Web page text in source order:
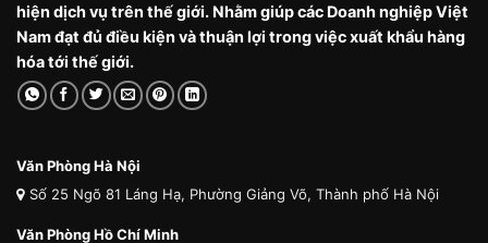
hiện dịch vụ trên thế giới. Nhằm giúp các Doanh nghiệp Việt
Nam đạt đủ điều kiện và thuận lợi trong việc xuất khẩu hàng
hóa tới thế giới.
Văn Phòng Hà Nội
Số 25 Ngõ 81 Láng Hạ, Phường Giảng Võ, Thành phố Hà Nội
Văn Phòng Hồ Chí Minh